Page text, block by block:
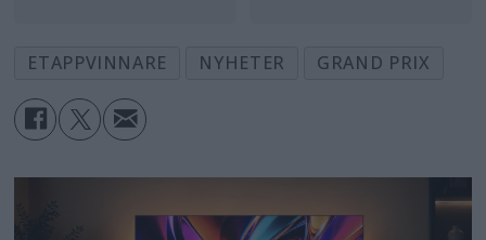
ETAPPVINNARE NYHETER GRAND PRIX